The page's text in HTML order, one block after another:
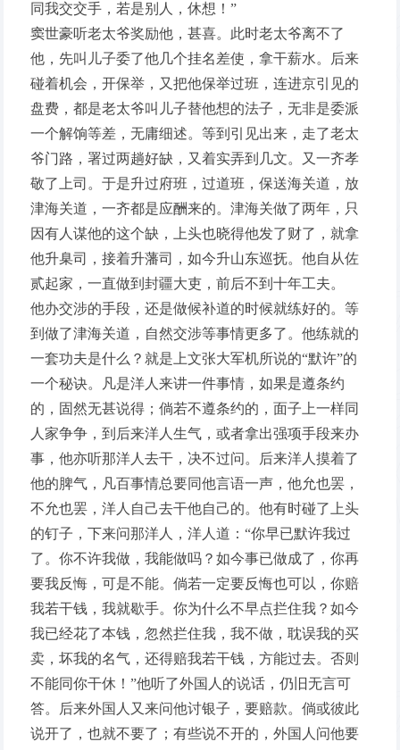
同我交交手，若是别人，休想！”
窦世豪听老太爷奖励他，甚喜。此时老太爷离不了
他，先叫儿子委了他几个挂名差使，拿干薪水。后来
碰着机会，开保举，又把他保举过班，连进京引见的
盘费，都是老太爷叫儿子替他想的法子，无非是委派
一个解饷等差，无庸细述。等到引见出来，走了老太
爷门路，署过两趟好缺，又着实弄到几文。又一齐孝
敬了上司。于是升过府班，过道班，保送海关道，放
津海关道，一齐都是应酬来的。津海关做了两年，只
因有人谋他的这个缺，上头也晓得他发了财了，就拿
他升臬司，接着升藩司，如今升山东巡抚。他自从佐
贰起家，一直做到封疆大吏，前后不到十年工夫。
他办交涉的手段，还是做候补道的时候就练好的。等
到做了津海关道，自然交涉等事情更多了。他练就的
一套功夫是什么？就是上文张大军机所说的“默许”的
一个秘诀。凡是洋人来讲一件事情，如果是遵条约
的，固然无甚说得；倘若不遵条约的，面子上一样同
人家争争，到后来洋人生气，或者拿出强项手段来办
事，他亦听那洋人去干，决不过问。后来洋人摸着了
他的脾气，凡百事情总要同他言语一声，他允也罢，
不允也罢，洋人自己去干他自己的。他有时碰了上头
的钉子，下来问那洋人，洋人道：“你早已默许我过
了。你不许我做，我能做吗？如今事已做成了，你再
要我反悔，可是不能。倘若一定要反悔也可以，你赔
我若干钱，我就歇手。你为什么不早点拦住我？如今
我已经花了本钱，忽然拦住我，我不做，耽误我的买
卖，坏我的名气，还得赔我若干钱，方能过去。否则
不能同你干休！”他听了外国人的说话，仍旧无言可
答。后来外国人又来问他讨银子，要赔款。倘或彼此
说开了，也就不要了；有些说不开的，外国人问他要